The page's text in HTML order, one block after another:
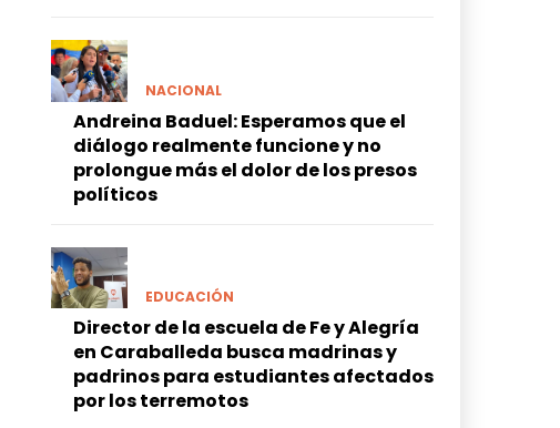
NACIONAL
Andreina Baduel: Esperamos que el
diálogo realmente funcione y no
prolongue más el dolor de los presos
políticos
EDUCACIÓN
Director de la escuela de Fe y Alegría
en Caraballeda busca madrinas y
padrinos para estudiantes afectados
por los terremotos